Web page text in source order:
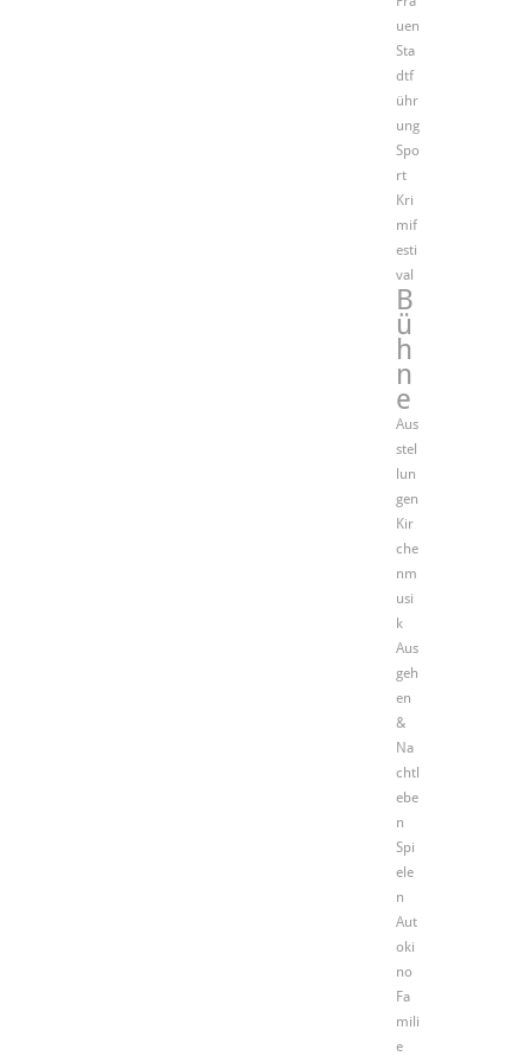
uen
Sta
dtf
ühr
ung
Spo
rt
Kri
mif
esti
val
B
ü
h
n
e
Aus
stel
lun
gen
Kir
che
nm
usi
k
Aus
geh
en
&
Na
chtl
ebe
n
Spi
ele
n
Aut
oki
no
Fa
mili
e